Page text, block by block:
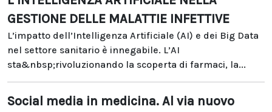
GESTIONE DELLE MALATTIE INFETTIVE
L’impatto dell’Intelligenza Artificiale (AI) e dei Big Data
nel settore sanitario è innegabile. L’AI
sta&nbsp;rivoluzionando la scoperta di farmaci, la...
Social media in medicina. Al via nuovo